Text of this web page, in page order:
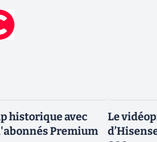
historique avec
Premium
Le